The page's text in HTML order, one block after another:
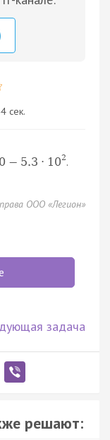
сек.
− 5.3 · 102.
ООО «Легион»
задача
решают: